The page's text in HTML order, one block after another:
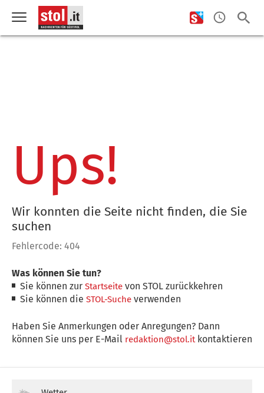
Ups!
Wir konnten die Seite nicht finden, die Sie
suchen
Fehlercode: 404
Was können Sie tun?
Sie können zurStartseite von STOL zurückkehren
Sie können dieSTOL-Suche verwenden
Haben Sie Anmerkungen oder Anregungen? Dann
können Sie uns per E-Mail redaktion@stol.itkontaktieren